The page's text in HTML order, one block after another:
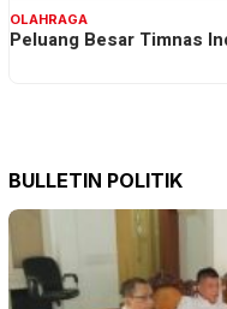
OLAHRAGA
Peluang Besar Timnas
BULLETIN POLITIK